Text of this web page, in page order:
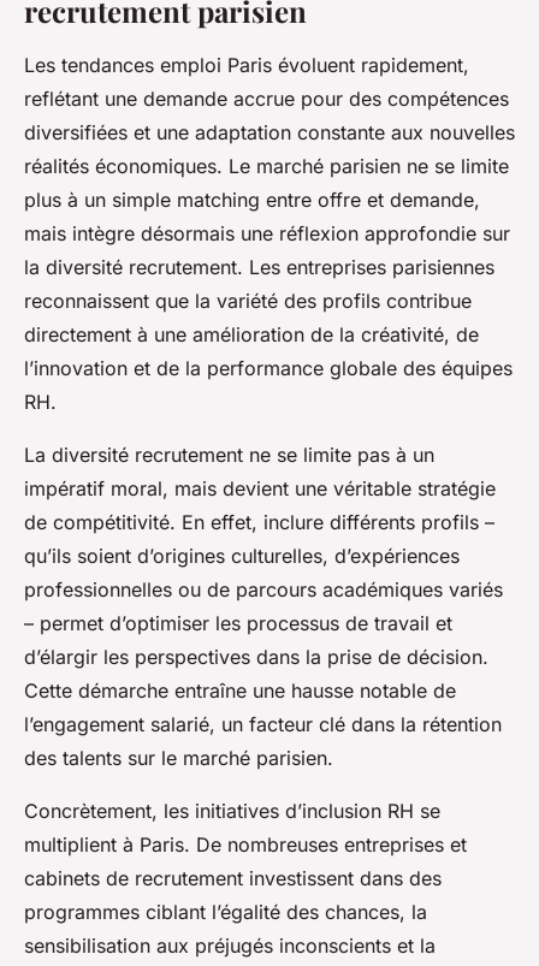
recrutement parisien
Les tendances emploi Paris évoluent rapidement,
reflétant une demande accrue pour des compétences
diversifiées et une adaptation constante aux nouvelles
réalités économiques. Le marché parisien ne se limite
plus à un simple matching entre offre et demande,
mais intègre désormais une réflexion approfondie sur
la diversité recrutement. Les entreprises parisiennes
reconnaissent que la variété des profils contribue
directement à une amélioration de la créativité, de
l’innovation et de la performance globale des équipes
RH.
La diversité recrutement ne se limite pas à un
impératif moral, mais devient une véritable stratégie
de compétitivité. En effet, inclure différents profils –
qu’ils soient d’origines culturelles, d’expériences
professionnelles ou de parcours académiques variés
– permet d’optimiser les processus de travail et
d’élargir les perspectives dans la prise de décision.
Cette démarche entraîne une hausse notable de
l’engagement salarié, un facteur clé dans la rétention
des talents sur le marché parisien.
Concrètement, les initiatives d’inclusion RH se
multiplient à Paris. De nombreuses entreprises et
cabinets de recrutement investissent dans des
programmes ciblant l’égalité des chances, la
sensibilisation aux préjugés inconscients et la